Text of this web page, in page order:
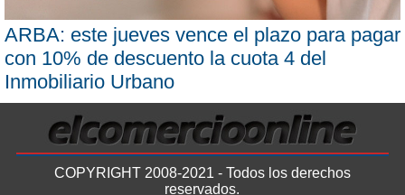
ARBA: este jueves vence el plazo para pagar
con 10% de descuento la cuota 4 del
Inmobiliario Urbano
COPYRIGHT 2008-2021 - Todos los derechos
reservados.